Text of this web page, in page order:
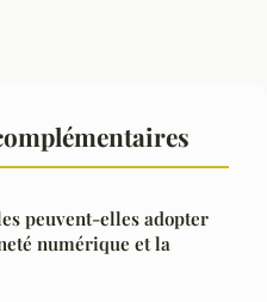
peuvent-elles adopter
numérique et la